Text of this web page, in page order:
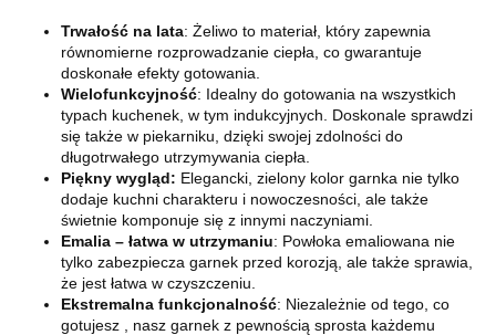
Trwałość na lata: Żeliwo to materiał, który zapewnia
równomierne rozprowadzanie ciepła, co gwarantuje
doskonałe efekty gotowania.
Wielofunkcyjność: Idealny do gotowania na wszystkich
typach kuchenek, w tym indukcyjnych. Doskonale sprawdzi
się także w piekarniku, dzięki swojej zdolności do
długotrwałego utrzymywania ciepła.
Piękny wygląd: Elegancki, zielony kolor garnka nie tylko
dodaje kuchni charakteru i nowoczesności, ale także
świetnie komponuje się z innymi naczyniami.
Emalia – łatwa w utrzymaniu: Powłoka emaliowana nie
tylko zabezpiecza garnek przed korozją, ale także sprawia,
że jest łatwa w czyszczeniu.
Ekstremalna funkcjonalność: Niezależnie od tego, co
gotujesz , nasz garnek z pewnością sprosta każdemu